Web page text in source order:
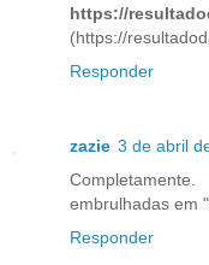
https://
(https://
Responder
zazie 3 de abril
embrulhadas em
Responder